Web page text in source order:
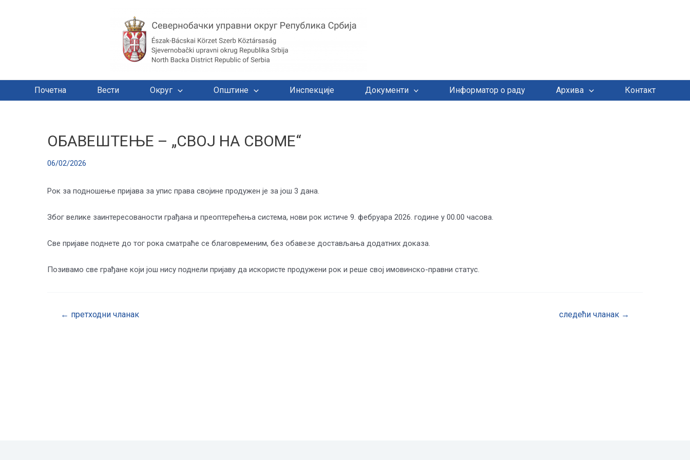
Почетна Вести Округ Општине Инспекције Документи Информатор о раду Архива Контакт
ОБАВЕШТЕЊЕ – „СВОЈ НА СВОМЕ“
06/02/2026
Рок за подношење пријава за упис права својине продужен је за још 3 дана.
Због велике заинтересованости грађана и преоптерећења система, нови рок истиче 9. фебруара 2026. године у 00.00 часова.
Све пријаве поднете до тог рока сматраће се благовременим, без обавезе достављања додатних доказа.
Позивамо све грађане који још нису поднели пријаву да искористе продужени рок и реше свој имовинско-правни статус.
← претходни чланак следећи чланак →